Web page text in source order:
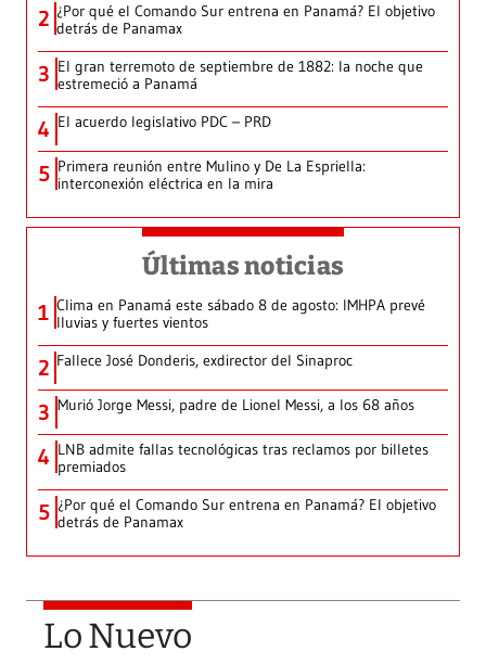
2 ¿Por qué el Comando Sur entrena en Panamá? El objetivo
detrás de Panamax
3 El gran terremoto de septiembre de 1882: la noche que
estremeció a Panamá
4 El acuerdo legislativo PDC – PRD
5 Primera reunión entre Mulino y De La Espriella:
interconexión eléctrica en la mira
Últimas noticias
1 Clima en Panamá este sábado 8 de agosto: IMHPA prevé
lluvias y fuertes vientos
2 Fallece José Donderis, exdirector del Sinaproc
3 Murió Jorge Messi, padre de Lionel Messi, a los 68 años
4 LNB admite fallas tecnológicas tras reclamos por billetes
premiados
5 ¿Por qué el Comando Sur entrena en Panamá? El objetivo
detrás de Panamax
Lo Nuevo